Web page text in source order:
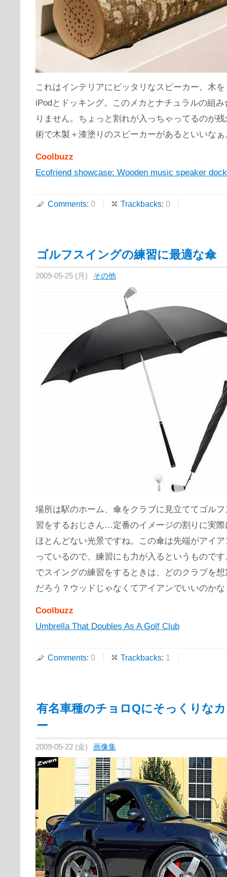
これはインテリアにピッタリなスピーカー。木
iPodとドッキング。このメカとナチュラルの組
りません。ちょっと割れが入っちゃってるのが
術で木製＋漆塗りのスピーカーがあるといいなぁ
Coolbuzz
Ecofriend showcase: Wooden music speaker dock
Comments: 0 Trackbacks: 0
ゴルフスイングの練習に最適な傘
2009-05-25 (月) その他
場所は駅のホーム、傘をクラブに見立ててゴル
習をするおじさん…定番のイメージの割りに実
ほとんどない光景ですね。この傘は先端がアイ
っているので、練習にも力が入るというもので
でスイングの練習をするときは、どのクラブを
だろう？ウッドじゃなくてアイアンでいいのかな
Coolbuzz
Umbrella That Doubles As A Golf Club
Comments: 0 Trackbacks: 1
有名車種のチョロQにそっくりな
ー
2009-05-22 (金) 画像集